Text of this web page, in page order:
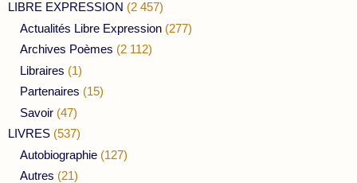
LIBRE EXPRESSION (2 457)
Actualités Libre Expression (277)
Archives Poèmes (2 112)
Libraires (1)
Partenaires (15)
Savoir (47)
LIVRES (537)
Autobiographie (127)
Autres (21)